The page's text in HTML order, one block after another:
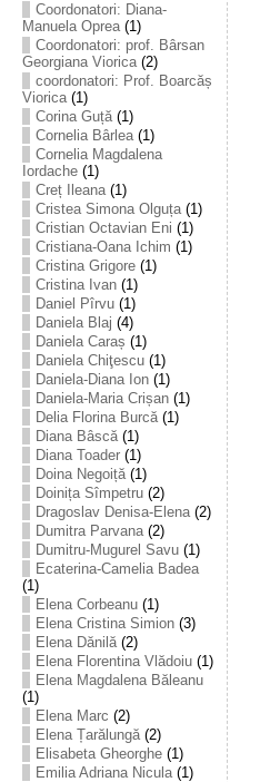
Coordonatori: Diana-
Manuela Oprea(1)
Coordonatori: prof. Bârsan
Georgiana Viorica(2)
coordonatori: Prof. Boarcăș
Viorica(1)
Corina Guță(1)
Cornelia Bârlea(1)
Cornelia Magdalena
Iordache(1)
Creț Ileana(1)
Cristea Simona Olguța(1)
Cristian Octavian Eni (1)
Cristiana-Oana Ichim (1)
Cristina Grigore(1)
Cristina Ivan(1)
Daniel Pîrvu(1)
Daniela Blaj (4)
Daniela Caraș (1)
Daniela Chiţescu(1)
Daniela-Diana Ion(1)
Daniela-Maria Crișan(1)
Delia Florina Burcă(1)
Diana Bâscă(1)
Diana Toader(1)
Doina Negoiță(1)
Doinița Sîmpetru(2)
Dragoslav Denisa-Elena(2)
Dumitra Parvana(2)
Dumitru-Mugurel Savu(1)
Ecaterina-Camelia Badea
(1)
Elena Corbeanu(1)
Elena Cristina Simion(3)
Elena Dănilă(2)
Elena Florentina Vlădoiu(1)
Elena Magdalena Băleanu
(1)
Elena Marc (2)
Elena Țarălungă(2)
Elisabeta Gheorghe(1)
Emilia Adriana Nicula(1)